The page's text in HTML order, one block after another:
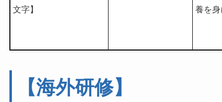
文字】
養を
【海外研修】